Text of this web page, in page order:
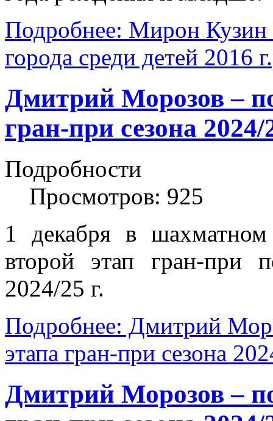
Подробнее: Мирон
города среди детей 2016
Дмитрий Морозов –
гран-при сезона 2024/
Подробности
Просмотров: 925
1 декабря в
второй этап гран-при
2024/25 г.
Подробнее: Дмитрий
этапа гран-при сезона
Дмитрий Морозов –